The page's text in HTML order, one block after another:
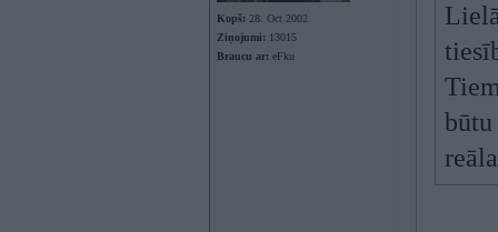
Kopš: 28. Oct 2002
Ziņojumi: 13015
Braucu ar: eFku
būtu